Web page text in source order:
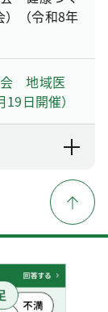
）（令和8年
会 地域医
日開催）